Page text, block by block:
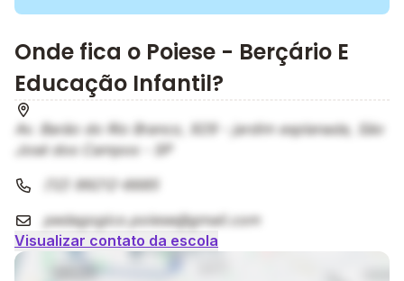
Onde fica o Poiese - Berçário E
Educação Infantil?
Av. Barão do Rio Branco, 929 - jardim esplanada, São
José dos Campos - SP
(12) 99212-6685
pedagogico.poiese@gmail.com
Visualizar contato da escola